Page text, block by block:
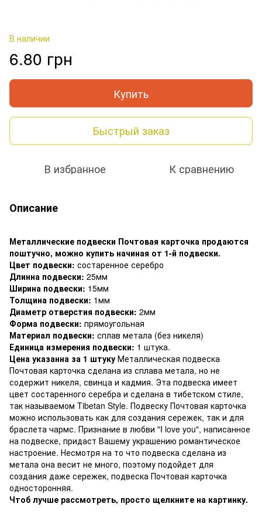
В наличии
6.80 грн
Купить
Быстрый заказ
В избранное К сравнению
Описание
Металлические подвески Почтовая карточка продаются
поштучно, можно купить начиная от 1-й подвески.
Цвет подвески: состаренное серебро
Длинна подвески: 25мм
Ширина подвески: 15мм
Толщина подвески: 1мм
Диаметр отверстия подвески: 2мм
Форма подвески: прямоугольная
Материал подвески: сплав метала (без никеля)
Единица измерения подвески: 1 штука.
Цена указанна за 1 штуку Металлическая подвеска
Почтовая карточка сделана из сплава метала, но не
содержит никеля, свинца и кадмия. Эта подвеска имеет
цвет состаренного серебра и сделана в тибетском стиле,
так называемом Tibetan Style. Подвеску Почтовая карточка
можно использовать как для создания сережек, так и для
браслета чармс. Признание в любви "I love you", написанное
на подвеске, придаст Вашему украшению романтическое
настроение. Несмотря на то что подвеска сделана из
метала она весит не много, поэтому подойдет для
создания даже сережек, подвеска Почтовая карточка
односторонняя.
Чтоб лучше рассмотреть, просто щелкните на картинку.